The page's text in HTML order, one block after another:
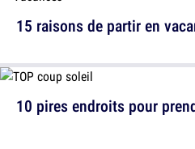
15 raisons de partir en
10 pires endroits pour